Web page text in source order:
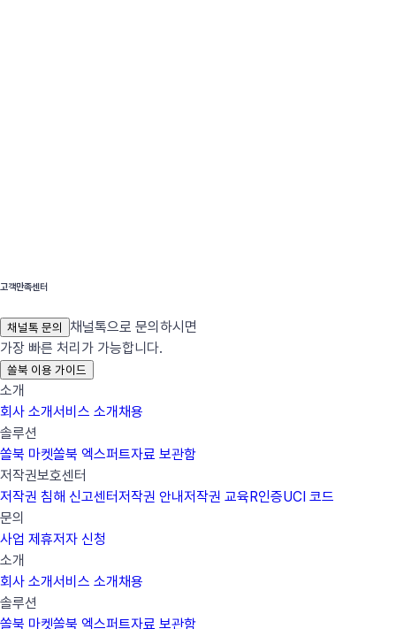
고객만족센터
채널톡 문의
채널톡으로 문의하시면
가장 빠른 처리가 가능합니다.
쏠북 이용 가이드
소개
회사 소개서비스 소개채용
솔루션
쏠북 마켓쏠북 엑스퍼트자료 보관함
저작권보호센터
저작권 침해 신고센터저작권 안내저작권 교육R인증UCI 코드
문의
사업 제휴저자 신청
소개
회사 소개서비스 소개채용
솔루션
쏠북 마켓쏠북 엑스퍼트자료 보관함